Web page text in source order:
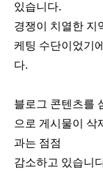
있습니다.
경쟁이 치열한 지
케팅 수단이었기
다.
블로그 콘텐츠를
으로 게시물이 삭
과는 점점
감소하고 있습니